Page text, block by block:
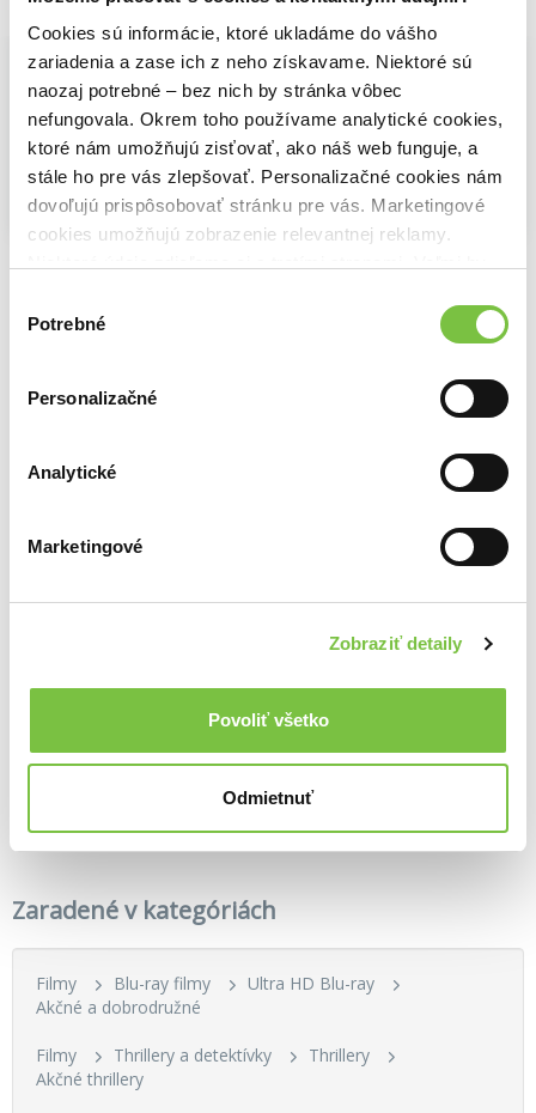
Cookies sú informácie, ktoré ukladáme do vášho
zariadenia a zase ich z neho získavame. Niektoré sú
naozaj potrebné – bez nich by stránka vôbec
nefungovala. Okrem toho používame analytické cookies,
ktoré nám umožňujú zisťovať, ako náš web funguje, a
stále ho pre vás zlepšovať. Personalizačné cookies nám
dovoľujú prispôsobovať stránku pre vás. Marketingové
cookies umožňujú zobrazenie relevantnej reklamy.
cookies.
súhlasu
Potrebné
Personalizačné
Analytické
Marketingové
Zobraziť detaily
Povoliť všetko
Odmietnuť
Vybrané pre teba
Na sklade
Ďalšie z kategórie Akčné a dobrodružné
6,40€
Duna: Část druhá Ultra HD Blu-ray
25,60€ 18,00€
Zaradené v kategóriách
Filmy Blu-ray filmy
Ultra HD Blu-ray
Akčné a dobrodružné
Filmy Thrillery a detektívky
Thrillery
Akčné thrillery